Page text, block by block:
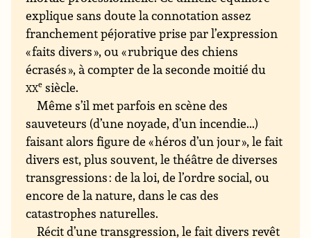
explique sans doute la connotation assez
franchement péjorative prise par l’expression
« faits divers », ou « rubrique des chiens
écrasés », à compter de la seconde moitié du
xxe siècle.
Même s’il met parfois en scène des
sauveteurs (d’une noyade, d’un incendie...)
faisant alors figure de « héros d’un jour », le fait
divers est, plus souvent, le théâtre de diverses
transgressions : de la loi, de l’ordre social, ou
encore de la nature, dans le cas des
catastrophes naturelles.
Récit d’une transgression, le fait divers revêt